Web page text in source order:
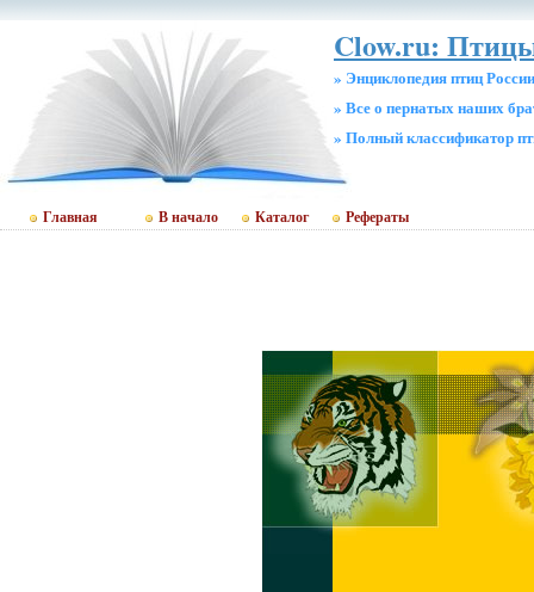
Clow.ru:
» Энциклопедия птиц России
» Все о пернатых наших
» Полный классификатор
Главная В начало Каталог Рефераты